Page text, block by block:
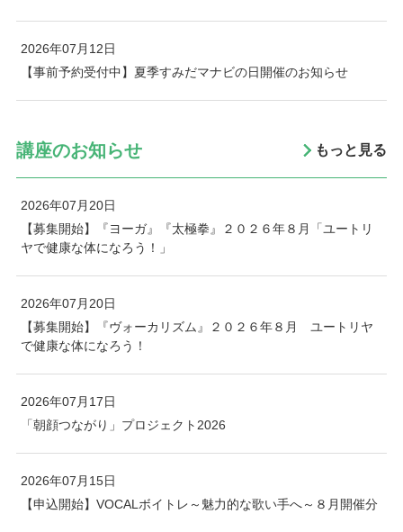
2026年07月12日
【事前予約受付中】夏季すみだマナビの日開催のお知らせ
講座のお知らせ もっと見る
2026年07月20日
【募集開始】『ヨーガ』『太極拳』２０２６年８月「ユートリ
ヤで健康な体になろう！」
2026年07月20日
【募集開始】『ヴォーカリズム』２０２６年８月 ユートリヤ
で健康な体になろう！
2026年07月17日
「朝顔つながり」プロジェクト2026
2026年07月15日
【申込開始】VOCALボイトレ～魅力的な歌い手へ～８月開催分